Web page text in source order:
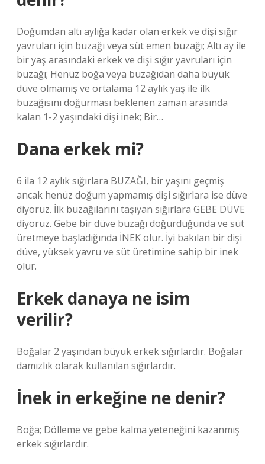
Doğumdan altı aylığa kadar olan erkek ve dişi sığır
yavruları için buzağı veya süt emen buzağı; Altı ay ile
bir yaş arasındaki erkek ve dişi sığır yavruları için
buzağı; Henüz boğa veya buzağıdan daha büyük
düve olmamış ve ortalama 12 aylık yaş ile ilk
buzağısını doğurması beklenen zaman arasında
kalan 1-2 yaşındaki dişi inek; Bir…
Dana erkek mi?
6 ila 12 aylık sığırlara BUZAĞI, bir yaşını geçmiş
ancak henüz doğum yapmamış dişi sığırlara ise düve
diyoruz. İlk buzağılarını taşıyan sığırlara GEBE DÜVE
diyoruz. Gebe bir düve buzağı doğurduğunda ve süt
üretmeye başladığında İNEK olur. İyi bakılan bir dişi
düve, yüksek yavru ve süt üretimine sahip bir inek
olur.
Erkek danaya ne isim
verilir?
Boğalar 2 yaşından büyük erkek sığırlardır. Boğalar
damızlık olarak kullanılan sığırlardır.
İnek in erkeğine ne denir?
Boğa; Dölleme ve gebe kalma yeteneğini kazanmış
erkek sığırlardır.